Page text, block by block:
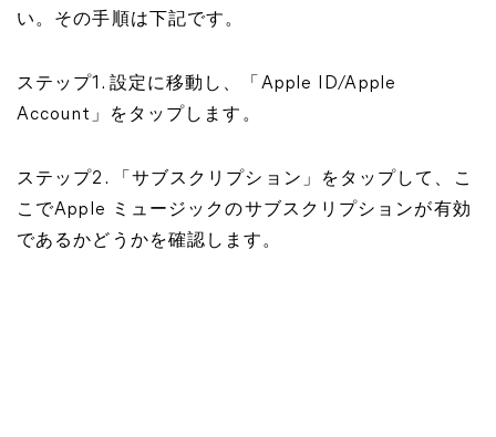
い。その手順は下記です。
ステップ1. 設定に移動し、「Apple ID/Apple
Account」をタップします。
ステップ2. 「サブスクリプション」をタップして、こ
こでApple ミュージックのサブスクリプションが有効
であるかどうかを確認します。